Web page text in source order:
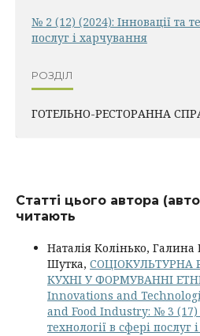
№ 2 (12) (2024): Інновації та
послуг і харчування
РОЗДІЛ
ГОТЕЛЬНО-РЕСТОРАННА
Статті цього автора
читають
Наталія Колінько, Галина
Шутка, СОЦІОКУЛЬТУРНА
КУХНІ У ФОРМУВАННІ
Innovations and
and Food Industry: № 3 (17)
технології в сфері послуг